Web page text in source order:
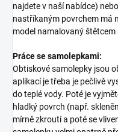
najdete v naší nabídce)
nastříkaným povrchem má
model namalovaný
Práce se samolepkami:
Obtiskové samolepky jsou
aplikací je třeba je pečlivě
do teplé vody. Poté je
hladký povrch (např.
mírně zkroutí a poté se